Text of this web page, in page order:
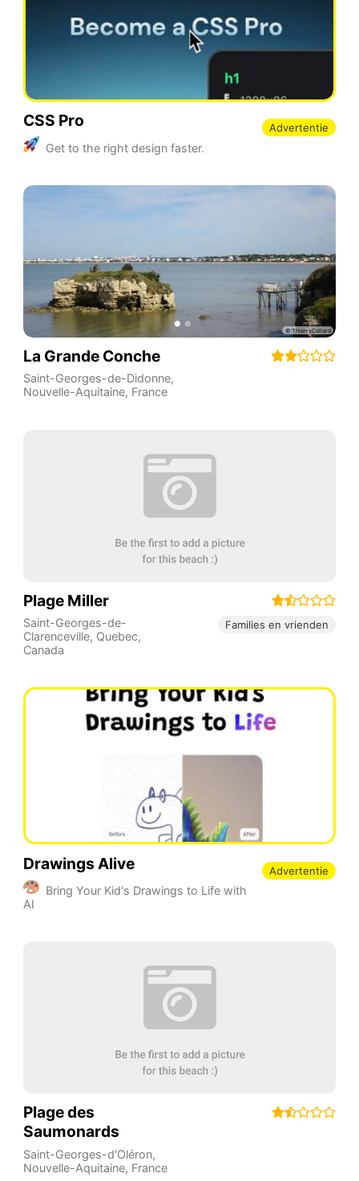
CSS Pro
Get to the right design faster.
Advertentie
La Grande Conche
Saint-Georges-de-Didonne,
Nouvelle-Aquitaine, France
Plage Miller
Saint-Georges-de-
Clarenceville, Quebec,
Canada
Families en vrienden
Drawings Alive
Bring Your Kid's Drawings to Life with
AI
Advertentie
Plage des
Saumonards
Saint-Georges-d'Oléron,
Nouvelle-Aquitaine, France